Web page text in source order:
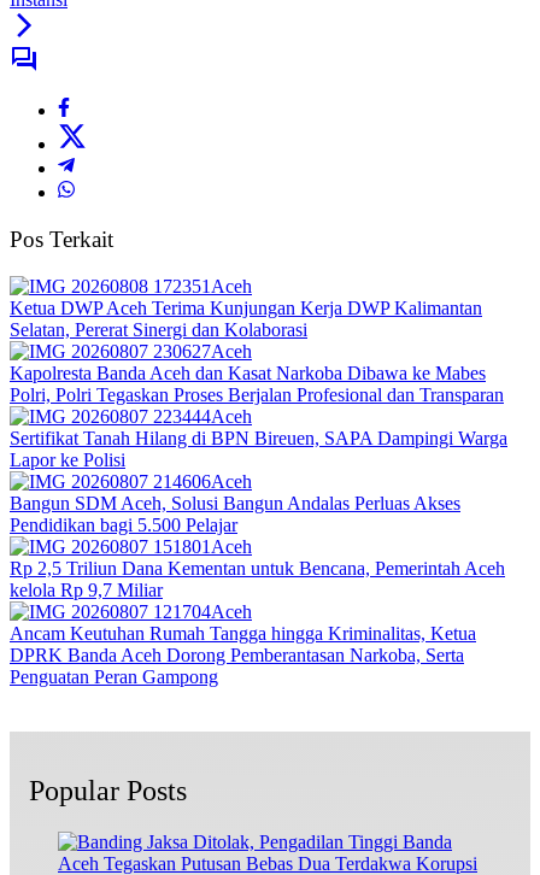
Pos Terkait
Aceh
Ketua DWP Aceh Terima Kunjungan Kerja DWP Kalimantan
Selatan, Pererat Sinergi dan Kolaborasi
Aceh
Kapolresta Banda Aceh dan Kasat Narkoba Dibawa ke Mabes
Polri, Polri Tegaskan Proses Berjalan Profesional dan Transparan
Aceh
Sertifikat Tanah Hilang di BPN Bireuen, SAPA Dampingi Warga
Lapor ke Polisi
Aceh
Bangun SDM Aceh, Solusi Bangun Andalas Perluas Akses
Pendidikan bagi 5.500 Pelajar
Aceh
Rp 2,5 Triliun Dana Kementan untuk Bencana, Pemerintah Aceh
kelola Rp 9,7 Miliar‎
Aceh
Ancam Keutuhan Rumah Tangga hingga Kriminalitas, Ketua
DPRK Banda Aceh Dorong Pemberantasan Narkoba, Serta
Penguatan Peran Gampong
Popular Posts